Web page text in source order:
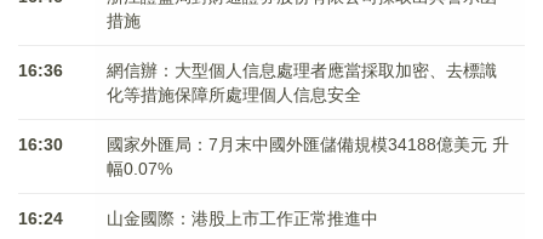
措施
16:36
網信辦：大型個人信息處理者應當採取加密、去標識
化等措施保障所處理個人信息安全
16:30
國家外匯局：7月末中國外匯儲備規模34188億美元 升
幅0.07%
16:24 山金國際：港股上市工作正常推進中